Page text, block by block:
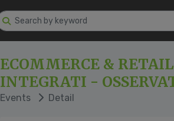
ECOMMERCE &
INTEGRATI -
Events Detail